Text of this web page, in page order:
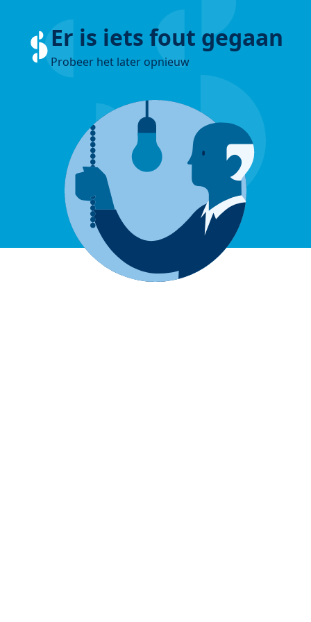
Er is iets fout gegaan
Probeer het later opnieuw